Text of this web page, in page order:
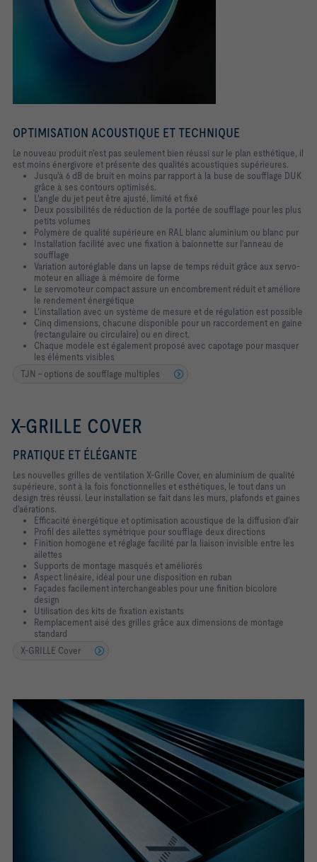
OPTIMISATION ACOUSTIQUE ET TECHNIQUE
Le nouveau produit n'est pas seulement bien réussi sur le plan esthétique, il
est moins énergivore et présente des qualités acoustiques supérieures.
Jusqu'à 6 dB de bruit en moins par rapport à la buse de soufflage DUK
grâce à ses contours optimisés.
L'angle du jet peut être ajusté, limité et fixé
Deux possibilités de réduction de la portée de soufflage pour les plus
petits volumes
Polymère de qualité supérieure en RAL blanc aluminium ou blanc pur
Installation facilité avec une fixation à baïonnette sur l'anneau de
soufflage
Variation autoréglable dans un lapse de temps réduit grâce aux servo-
moteur en alliage à mémoire de forme
Le servomoteur compact assure un encombrement réduit et améliore
le rendement énergétique
L'installation avec un système de mesure et de régulation est possible
Cinq dimensions, chacune disponible pour un raccordement en gaine
(rectangulaire ou circulaire) ou en direct.
Chaque modèle est également proposé avec capotage pour masquer
les éléments visibles
TJN - options de soufflage multiples
X-GRILLE COVER
PRATIQUE ET ÉLÉGANTE
Les nouvelles grilles de ventilation X-Grille Cover, en aluminium de qualité
supérieure, sont à la fois fonctionnelles et esthétiques, le tout dans un
design très réussi. Leur installation se fait dans les murs, plafonds et gaines
d'aérations.
Efficacité énergétique et optimisation acoustique de la diffusion d'air
Profil des ailettes symétrique pour soufflage deux directions
Finition homogène et réglage facilité par la liaison invisible entre les
ailettes
Supports de montage masqués et améliorés
Aspect linéaire, idéal pour une disposition en ruban
Façades facilement interchangeables pour une finition bicolore
design
Utilisation des kits de fixation existants
Remplacement aisé des grilles grâce aux dimensions de montage
standard
X-GRILLE Cover